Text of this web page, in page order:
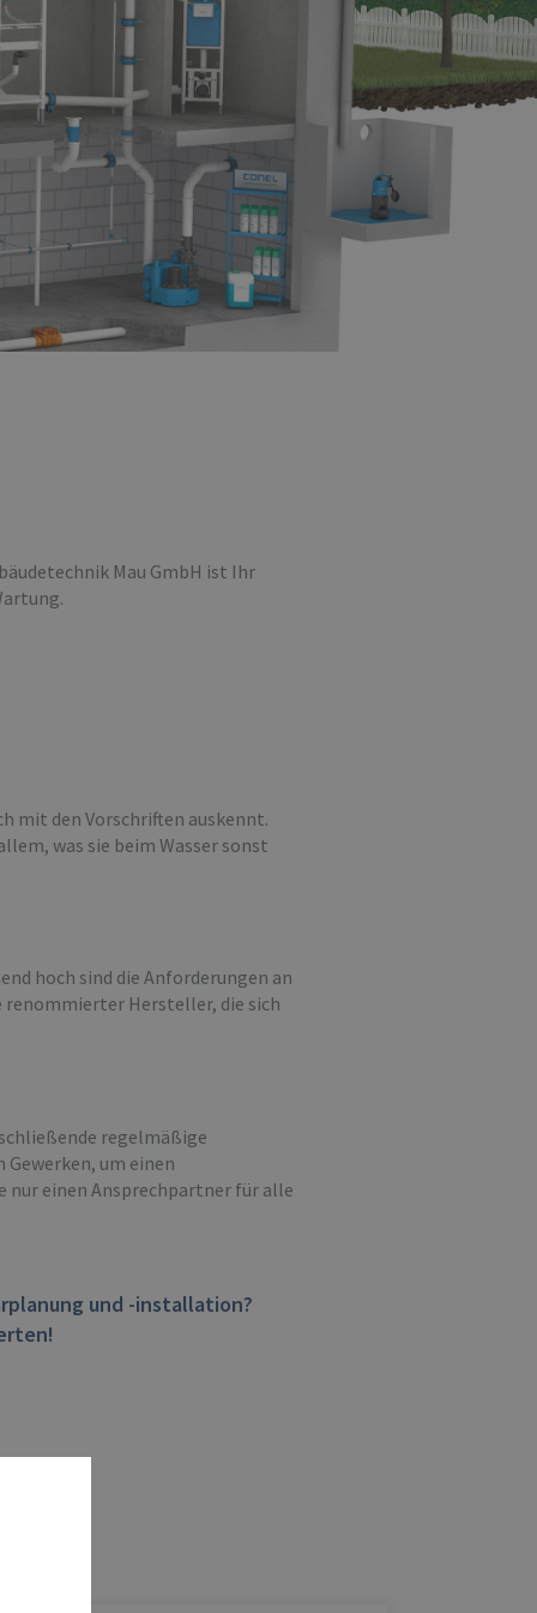
Mau GmbH ist Ihr
mit den Vorschriften auskennt.
was sie beim Wasser sonst
hoch sind die Anforderungen an
renommierter Hersteller, die sich
regelmäßige
um einen
nur einen Ansprechpartner für alle
und -installation?